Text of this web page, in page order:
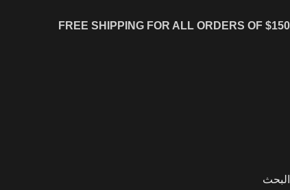
FREE SHIPPING FOR ALL ORDERS OF $150
البحث